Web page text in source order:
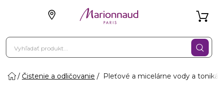
Čistenie a odličovanie Pleťové a micelárne vody a toniká